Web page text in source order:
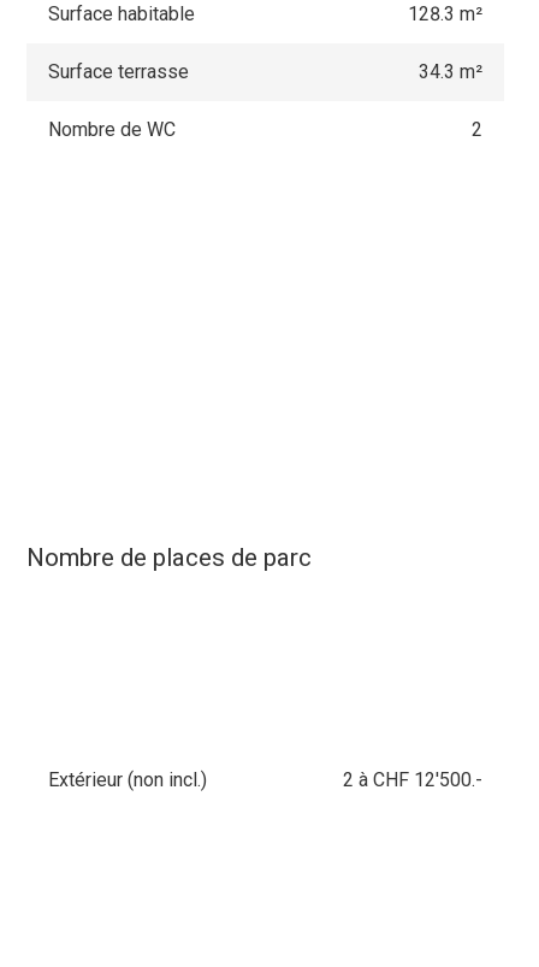
Surface habitable 128.3 m²
Surface terrasse 34.3 m²
Nombre de WC 2
Nombre de places de parc
Extérieur (non incl.) 2 à CHF 12'500.-